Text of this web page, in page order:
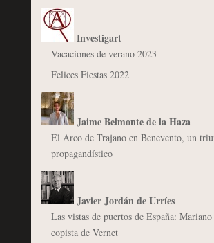
Investigart
Vacaciones de verano 2023
Felices Fiestas 2022
Jaime Belmonte de la Haza
El Arco de Trajano en Benevento, un
propagandístico
Javier Jordán de Urríes
Las vistas de puertos de España: Mariano
copista de Vernet